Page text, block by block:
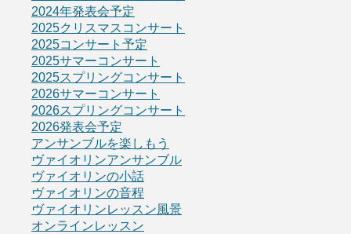
2024年発表会予定
2025クリスマスコンサート
2025コンサート予定
2025サマーコンサート
2025スプリングコンサート
2026サマーコンサート
2026スプリングコンサート
2026発表会予定
アンサンブルを楽しもう
ヴァイオリンアンサンブル
ヴァイオリンの小話
ヴァイオリンの音程
ヴァイオリンレッスン風景
オンラインレッスン